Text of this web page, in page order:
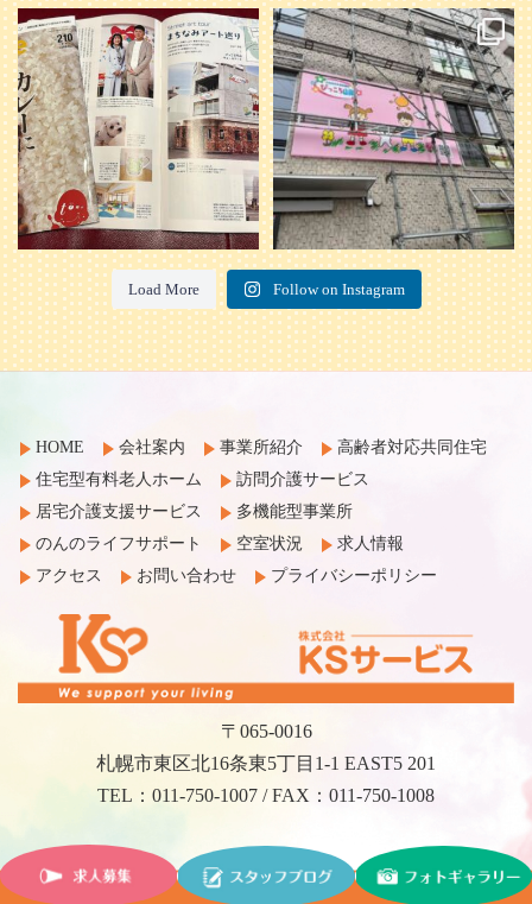
本日発売のオトンvol.210号に掲載さ
れました！...
28 1
『ぴっころ山鼻』オープンに向けて
準備が着々と進んでいます。
皆さんお楽しみに〜
...
26 0
Load More Follow on Instagram
HOME 会社案内 事業所紹介
高齢者対応共同住宅
住宅型有料老人ホーム
訪問介護サービス
居宅介護支援サービス
多機能型事業所
のんのライフサポート
空室状況
求人情報
アクセス
お問い合わせ プライバシーポリシー
〒065-0016
札幌市東区北16条東5丁目1-1 EAST5 201
TEL：011-750-1007 / FAX：011-750-1008
©2017 KS Service